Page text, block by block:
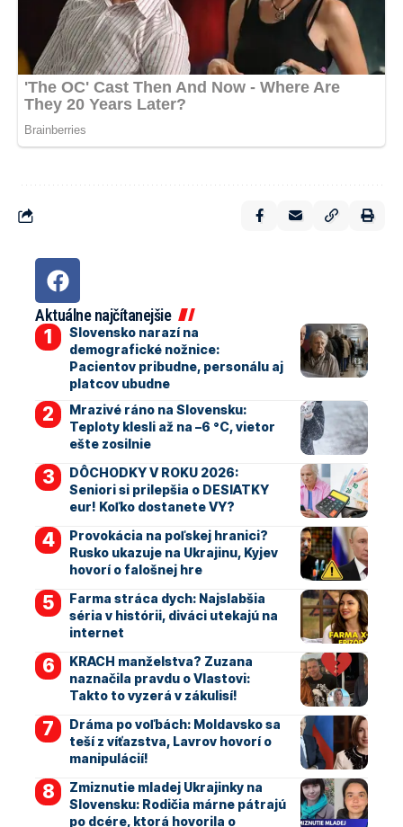
Aktuálne najčítanejšie
Slovensko narazí na
demografické nožnice:
Pacientov pribudne, personálu aj
platcov ubudne
Mrazivé ráno na Slovensku:
Teploty klesli až na –6 °C, vietor
ešte zosilnie
DÔCHODKY V ROKU 2026:
Seniori si prilepšia o DESIATKY
eur! Koľko dostanete VY?
Provokácia na poľskej hranici?
Rusko ukazuje na Ukrajinu, Kyjev
hovorí o falošnej hre
Farma stráca dych: Najslabšia
séria v histórii, diváci utekajú na
internet
KRACH manželstva? Zuzana
naznačila pravdu o Vlastovi:
Takto to vyzerá v zákulisí!
Dráma po voľbách: Moldavsko sa
teší z víťazstva, Lavrov hovorí o
manipulácií!
Zmiznutie mladej Ukrajinky na
Slovensku: Rodičia márne pátrajú
po dcére, ktorá hovorila o